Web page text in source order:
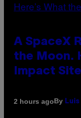
A SpaceX
the Moon.
Impact
2 hours agoBy